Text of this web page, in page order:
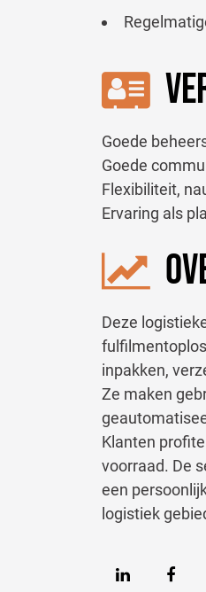
Goede
Goede
Flexibiliteit,
Ervaring als
Deze
inpakken,
Ze maken
Klanten
voorraad. De
een
logistiek